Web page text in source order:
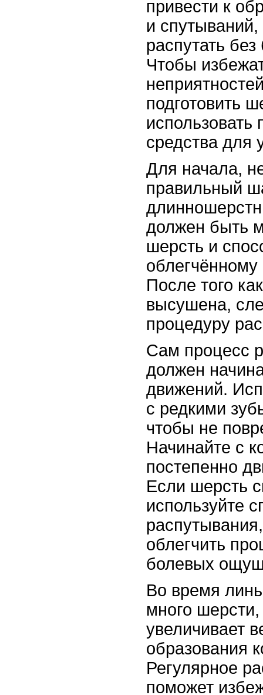
привести к
и
распутать
Чтобы
подготовить
средства для
Для начала,
правильный
должен быть
шерсть и
После того
высушена,
процедуру
Сам процесс
должен
движений.
с редкими
чтобы не
Начинайте с
постепенно
Если шерсть
используйте
облегчить
болевых
Во время
много шерсти,
увеличивает
образования
Регулярное
поможет